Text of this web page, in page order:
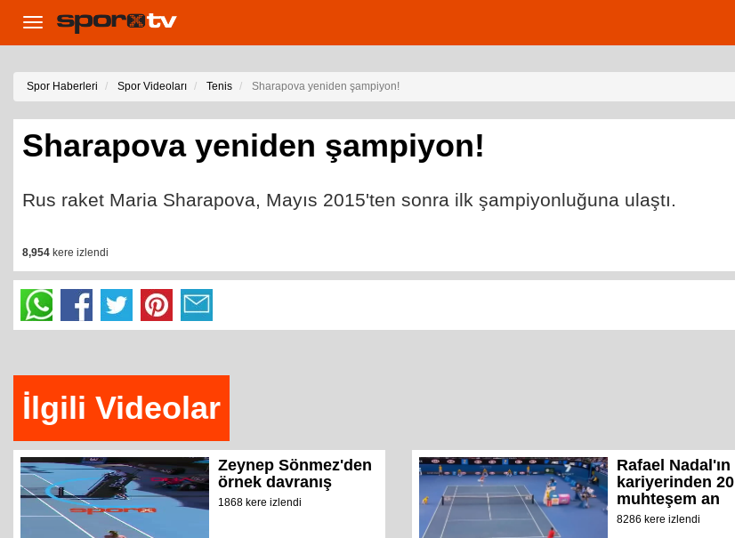
Toggle
navigation
Spor Haberleri Spor Videoları Tenis Sharapova yeniden şampiyon!
Sharapova yeniden şampiyon!
Rus raket Maria Sharapova, Mayıs 2015'ten sonra ilk şampiyonluğuna ulaştı.
8,954 kere izlendi
İlgili Videolar
Zeynep Sönmez'den
örnek davranış
1868 kere izlendi
Rafael Nadal'ın
kariyerinden 20
muhteşem an
8286 kere izlendi